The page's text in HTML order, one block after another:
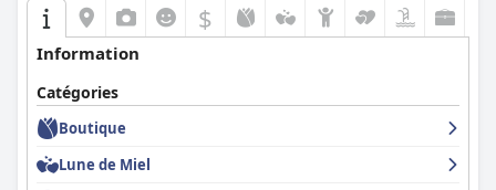
$
Information
Catégories
Boutique
Lune de Miel